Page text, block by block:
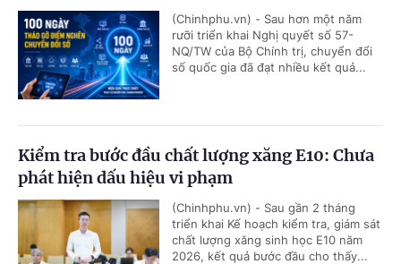
(Chinhphu.vn) - Sau hơn một năm
rưỡi triển khai Nghị quyết số 57-
NQ/TW của Bộ Chính trị, chuyển đổi
số quốc gia đã đạt nhiều kết quả...
Kiểm tra bước đầu chất lượng xăng E10: Chưa
phát hiện dấu hiệu vi phạm
(Chinhphu.vn) - Sau gần 2 tháng
triển khai Kế hoạch kiểm tra, giám sát
chất lượng xăng sinh học E10 năm
2026, kết quả bước đầu cho thấy...